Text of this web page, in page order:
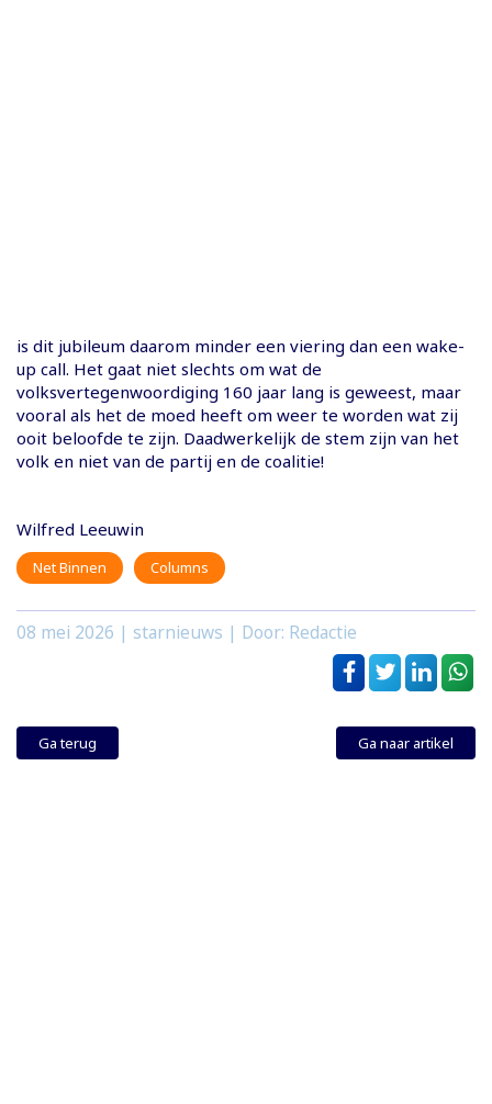
is dit jubileum daarom minder een viering dan een wake-
up call. Het gaat niet slechts om wat de
volksvertegenwoordiging 160 jaar lang is geweest, maar
vooral als het de moed heeft om weer te worden wat zij
ooit beloofde te zijn. Daadwerkelijk de stem zijn van het
volk en niet van de partij en de coalitie!
Wilfred Leeuwin
Net Binnen Columns
08 mei 2026 | starnieuws | Door: Redactie
Ga terug Ga naar artikel